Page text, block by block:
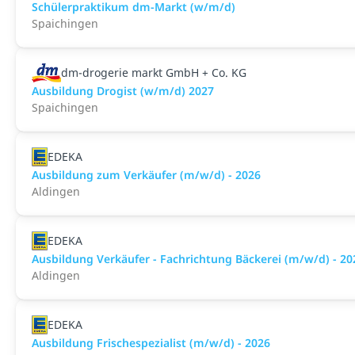
Schülerpraktikum dm-Markt (w/m/d)
Spaichingen
dm-drogerie markt GmbH + Co. KG
Ausbildung Drogist (w/m/d) 2027
Spaichingen
EDEKA
Ausbildung zum Verkäufer (m/w/d) - 2026
Aldingen
EDEKA
Ausbildung Verkäufer - Fachrichtung Bäckerei (m/w/d) -
Aldingen
EDEKA
Ausbildung Frischespezialist (m/w/d) - 2026